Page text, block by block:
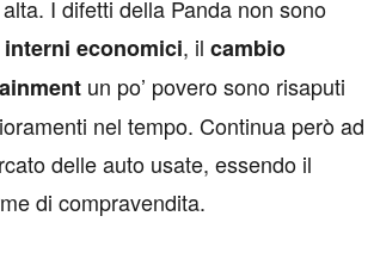
I difetti della Panda non sono
economici, il cambio
un po’ povero sono risaputi
nel tempo. Continua però ad
delle auto usate, essendo il
di compravendita.